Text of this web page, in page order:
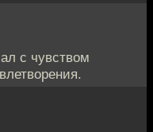
с чувством